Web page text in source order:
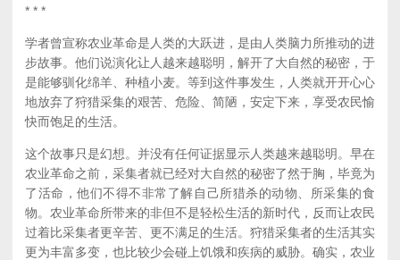
* * *
学者曾宣称农业革命是人类的大跃进，是由人类脑力所推动的进
步故事。他们说演化让人越来越聪明，解开了大自然的秘密，于
是能够驯化绵羊、种植小麦。等到这件事发生，人类就开开心心
地放弃了狩猎采集的艰苦、危险、简陋，安定下来，享受农民愉
快而饱足的生活。
这个故事只是幻想。并没有任何证据显示人类越来越聪明。早在
农业革命之前，采集者就已经对大自然的秘密了然于胸，毕竟为
了活命，他们不得不非常了解自己所猎杀的动物、所采集的食
物。农业革命所带来的非但不是轻松生活的新时代，反而让农民
过着比采集者更辛苦、更不满足的生活。狩猎采集者的生活其实
更为丰富多变，也比较少会碰上饥饿和疾病的威胁。确实，农业